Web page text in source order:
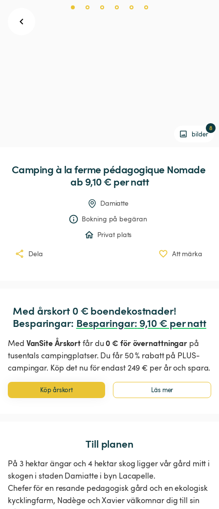
bilder
8
Campingà laferme pédagogique Nomade
ab 9,10 € per natt
Damiatte
Bokning på begäran
Privat plats
Dela Att märka
Med årskort 0 € boendekostnader!
Besparingar: Besparingar: 9,10 € per natt
Med VanSite Årskortfår du0 € för övernattningar på
tusentals campingplatser. Du får 50 % rabatt på PLUS-
campingar. Köp det nu för endast 249 € per år och spara.
Köp årskort Läs mer
Till planen
På 3 hektar ängar och 4 hektar skog ligger vår gård mitt i
skogen i staden Damiatte i byn Lacapelle.
Chefer för en resande pedagogisk gård och en ekologisk
kycklingfarm, Nadège och Xavier välkomnar dig till sin